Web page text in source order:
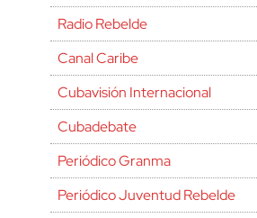
Radio Rebelde
Canal Caribe
Cubavisión Internacional
Cubadebate
Periódico Granma
Periódico Juventud Rebelde